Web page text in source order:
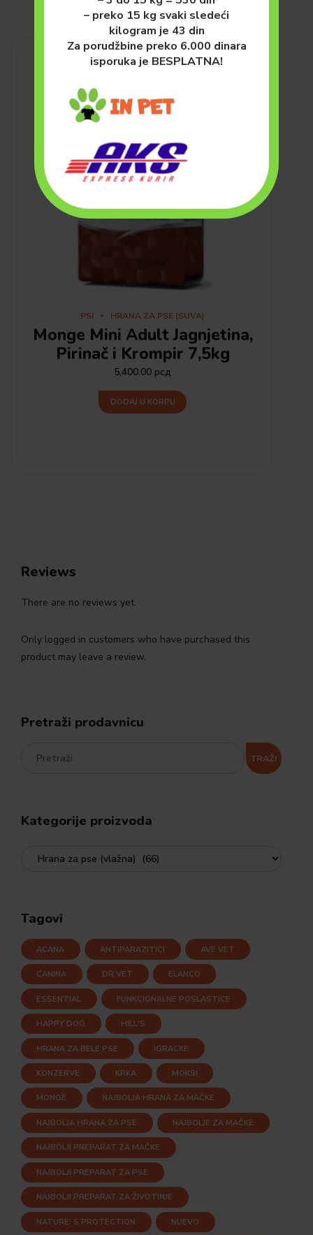
PSI HRANA ZA PSE (SUVA)
Monge Mini Adult Jagnjetina,
Pirinač i Krompir 7,5kg
5,400.00 рсд
DODAJ U KORPU
Reviews
There are no reviews yet.
Only logged in customers who have purchased this
product may leave a review.
Pretraži prodavnicu
TRAŽI
Kategorije proizvoda
Tagovi
ACANA ANTIPARAZITICI AVE VET
CANINA DR VET ELANCO
ESSENTIAL FUNKCIONALNE POSLASTICE
HAPPY DOG HILL'S
HRANA ZA BELE PSE IGRACKE
KONZERVE KRKA MOKSI
MONGE NAJBOLJA HRANA ZA MAČKE
NAJBOLJA HRANA ZA PSE NAJBOLJE ZA MAČKE
NAJBOLJI PREPARAT ZA MAČKE
NAJBOLJI PREPARAT ZA PSE
NAJBOLJI PREPARAT ZA ŽIVOTINJE
NATURE' S PROTECTION NUEVO
– preko 15 kg svaki sledeći
kilogram je 43 din
Za porudžbine preko 6.000 dinara
isporuka je BESPLATNA!